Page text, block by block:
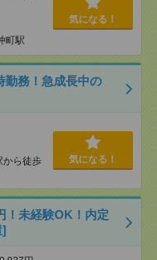
町駅
気になる！
勤務！急成長中の
から徒歩
気になる！
！未経験OK！内定
]